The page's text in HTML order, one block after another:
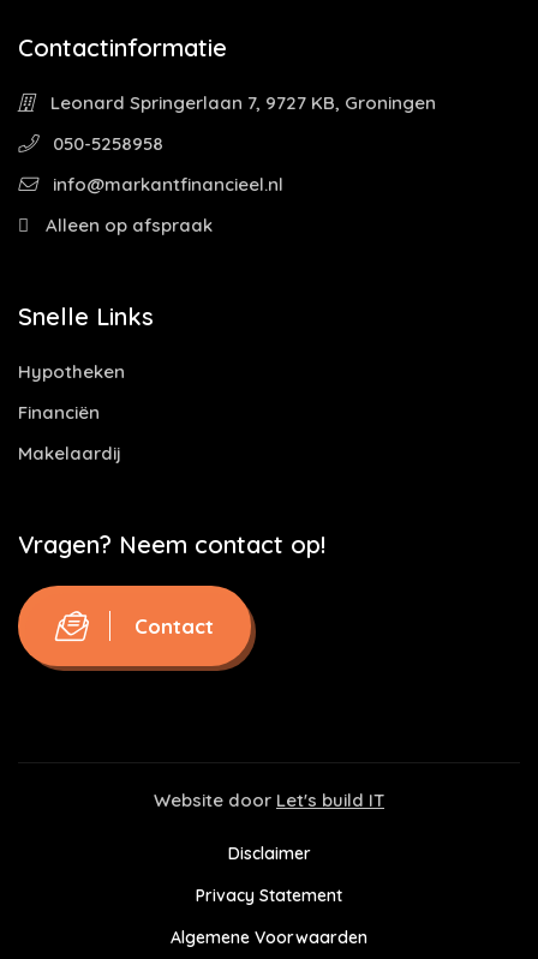
Contactinformatie
Leonard Springerlaan 7, 9727 KB, Groningen
050-5258958
info@markantfinancieel.nl
Alleen op afspraak
Snelle Links
Hypotheken
Financiën
Makelaardij
Vragen? Neem contact op!
Contact
Website door Let's build IT
Disclaimer
Privacy Statement
Algemene Voorwaarden